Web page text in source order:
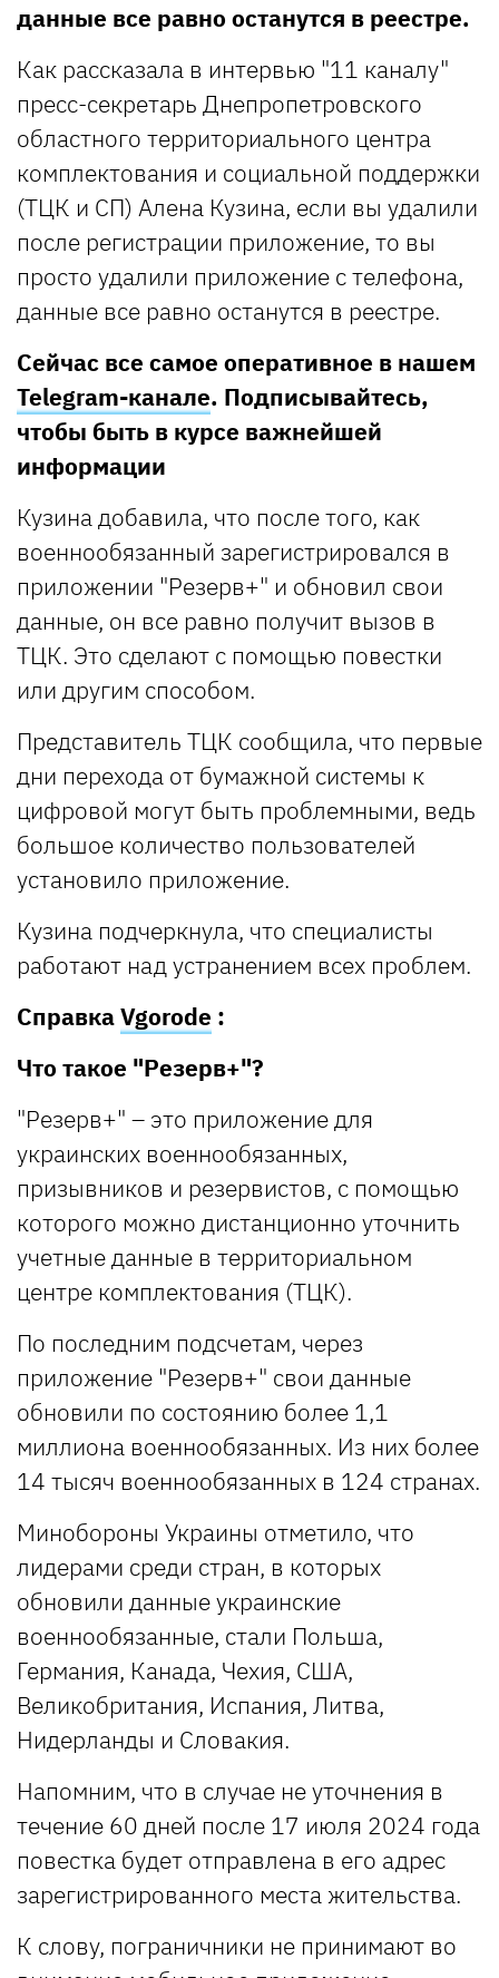
данные все равно останутся в реестре.
Как рассказала в интервью "11 каналу"
пресс-секретарь Днепропетровского
областного территориального центра
комплектования и социальной поддержки
(ТЦК и СП) Алена Кузина, если вы удалили
после регистрации приложение, то вы
просто удалили приложение с телефона,
данные все равно останутся в реестре.
Сейчас все самое оперативное в нашем
Telegram-канале. Подписывайтесь,
чтобы быть в курсе важнейшей
информации
Кузина добавила, что после того, как
военнообязанный зарегистрировался в
приложении "Резерв+" и обновил свои
данные, он все равно получит вызов в
ТЦК. Это сделают с помощью повестки
или другим способом.
Представитель ТЦК сообщила, что первые
дни перехода от бумажной системы к
цифровой могут быть проблемными, ведь
большое количество пользователей
установило приложение.
Кузина подчеркнула, что специалисты
работают над устранением всех проблем.
СправкаVgorode :
Что такое "Резерв+"?
"Резерв+" – это приложение для
украинских военнообязанных,
призывников и резервистов, с помощью
которого можно дистанционно уточнить
учетные данные в территориальном
центре комплектования (ТЦК).
По последним подсчетам, через
приложение "Резерв+" свои данные
обновили по состоянию более 1,1
миллиона военнообязанных. Из них более
14 тысяч военнообязанных в 124 странах.
Минобороны Украины отметило, что
лидерами среди стран, в которых
обновили данные украинские
военнообязанные, стали Польша,
Германия, Канада, Чехия, США,
Великобритания, Испания, Литва,
Нидерланды и Словакия.
Напомним, что в случае не уточнения в
течение 60 дней после 17 июля 2024 года
повестка будет отправлена в его адрес
зарегистрированного места жительства.
К слову, пограничники не принимают во